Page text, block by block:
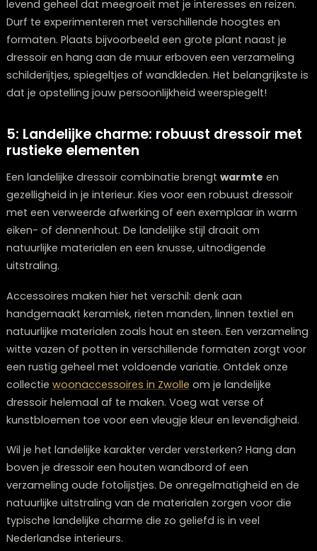
4: Hoe creëer je een bohemian dressoir
hoek?
Een bohemian dressoir opstelling is perfect voor wie
een speels, eclectisch interieur houdt. Hier mag je
creativiteitde vrije loop laten! Begin met een
kast met een warme houtkleur zoals de Draw
met zijn warme bruine mangohout.
Wat de bohemian stijl zo uniek maakt, is de mix van
texturen, patronen en kleuren. Combineer
woonaccessoires, zoals keramiek en gevlochten
met persoonlijke verzamelingen en souvenirs. Voeg
toe met etnische prints, zoals een kleurrijk kleedje of
kussens.
Een bohemian dressoir opstelling is nooit ‘af’ – het is
levend geheel dat meegroeit met je interesses en
Durf te experimenteren met verschillende hoogtes en
formaten. Plaats bijvoorbeeld een grote plant naast
dressoir en hang aan de muur erboven een
schilderijtjes, spiegeltjes of wandkleden. Het
5: Landelijke charme: robuust dressoir
rustieke elementen
Een landelijke dressoir combinatie brengt